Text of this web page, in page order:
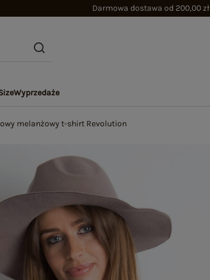
Darmowa dostawa od 200,00 zł
Wyprzedaże
melanżowy t-shirt Revolution